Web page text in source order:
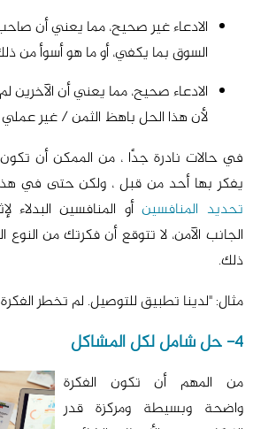
الادعاء غير صحيح، مما يعني أن
السوق بما يكفي، أو ما هو أسوأ من
الادعاء صحيح، مما يعني أن الآخرين
لأن هذا الحل باهظ الثمن / غير عملي
في حالات نادرة جدًا ، من الممكن أن
يفكر بها أحد من قبل ، ولكن حتى في
تحديد المنافسينأو المنافسين البدلاء
الجانب الآمن، لا تتوقع أن فكرتك من النوع
ذلك.
مثال: "لدينا تطبيق للتوصيل. لم تخطر
4- حل شامل لكل المشاكل
من المهم أن تكون الفكرة
واضحة وبسيطة ومركزة قدر